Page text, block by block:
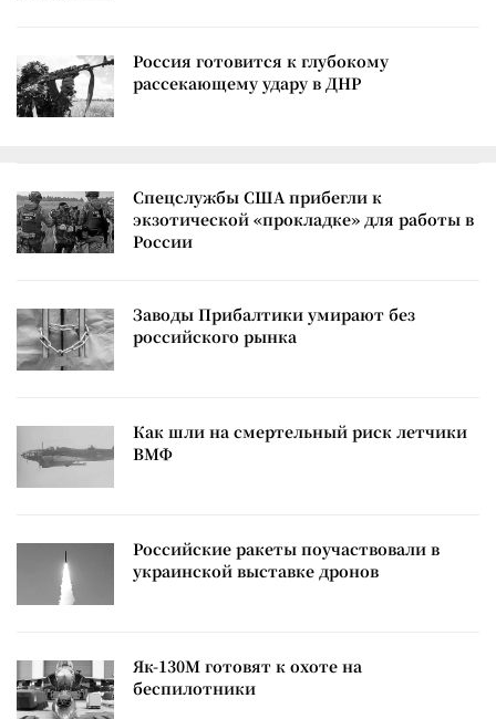
Россия готовится к глубокому
рассекающему удару в ДНР
Спецслужбы США прибегли к
экзотической «прокладке» для работы в
России
Заводы Прибалтики умирают без
российского рынка
Как шли на смертельный риск летчики
ВМФ
Российские ракеты поучаствовали в
украинской выставке дронов
Як-130М готовят к охоте на
беспилотники